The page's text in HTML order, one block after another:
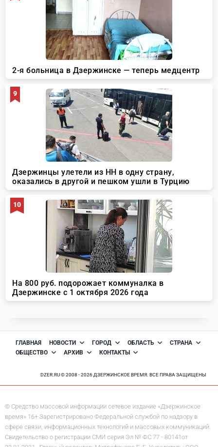
ГЛАВНАЯ НОВОСТИ ГОРОД ОБЛАСТЬ
СТРАНА
ОБЩЕСТВО
АРХИВ КОНТАКТЫ
DZER.RU © 2008 - 2026 ДЗЕРЖИНСКОЕ ВРЕМЯ. ВСЕ ПРАВА ЗАЩИЩЕНЫ
© Средство массовой информации сетевое издание «Дзержинское
время» 16+ Зарегистрировано Федеральной службой по надзору в
сфере связи, информационных технологий и массовых коммуникаций.
Свидетельство о регистрации СМИ серия Эл № ФС 77 - 80141от